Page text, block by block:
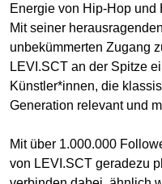
Energie von Hip-Hop und
Mit seiner
unbekümmerten Zugang
LEVI.SCT an der Spitze
Künstler*innen, die
Generation relevant und
Mit über 1.000.000
von LEVI.SCT geradezu